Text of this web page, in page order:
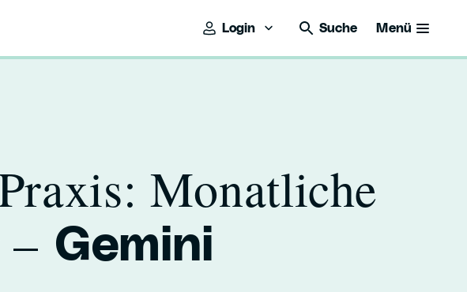
Login Suche Menü
Monatliche
Gemini